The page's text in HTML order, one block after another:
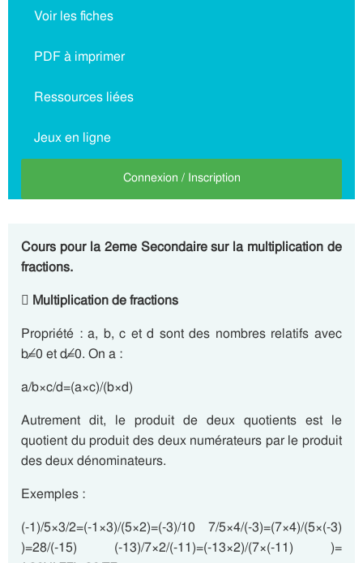
Voir les fiches
PDF à imprimer
Ressources liées
Jeux en ligne
Connexion / Inscription
Cours pour la 2eme Secondaire sur la multiplication de
fractions.
 Multiplication de fractions
Propriété : a, b, c et d sont des nombres relatifs avec
b≠0 et d≠0. On a :
a/b×c/d=(a×c)/(b×d)
Autrement dit, le produit de deux quotients est le
quotient du produit des deux numérateurs par le produit
des deux dénominateurs.
Exemples :
(-1)/5×3/2=(-1×3)/(5×2)=(-3)/10 7/5×4/(-3)=(7×4)/(5×(-3)
)=28/(-15) (-13)/7×2/(-11)=(-13×2)/(7×(-11) )=